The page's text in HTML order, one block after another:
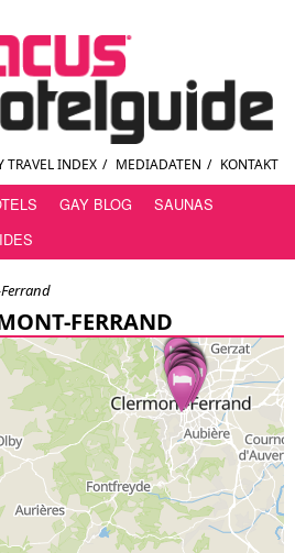
TRAVEL INDEX / MEDIADATEN / KONTAKT
GAY BLOG
SAUNAS
FERRAND